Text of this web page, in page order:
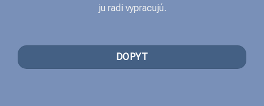
ju radi vypracujú.
DOPYT